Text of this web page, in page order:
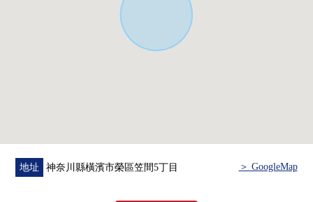
免付費專線"0120-343-031"
地址 神奈川縣橫濱市榮區笠間5丁目 ＞ GoogleMap